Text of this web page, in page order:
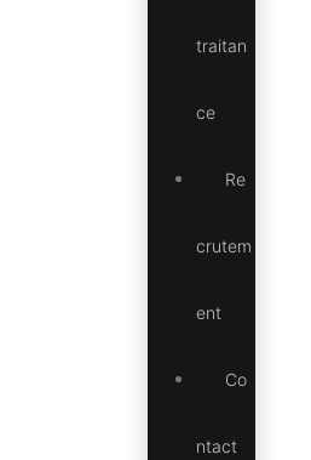
traitan
ce
Re
crutem
ent
Co
ntact